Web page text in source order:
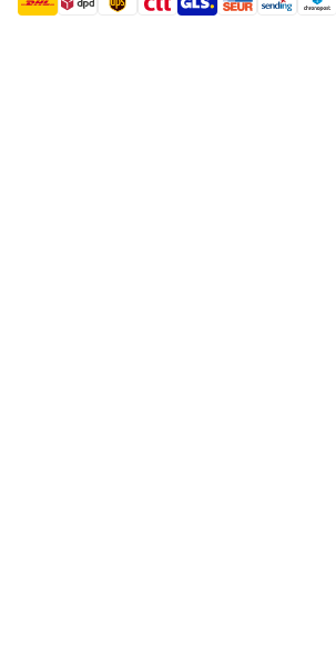
shipment methods